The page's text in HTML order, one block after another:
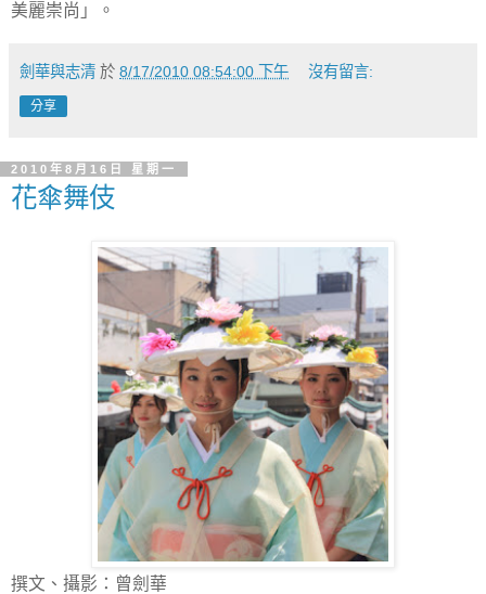
美麗崇尚」。
劍華與志清 於 8/17/2010 08:54:00 下午 沒有留言:
分享
2010年8月16日 星期一
花傘舞伎
撰文、攝影：曾劍華